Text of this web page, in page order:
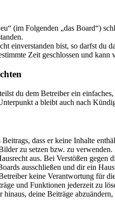
(im Folgenden „das Board“)
einverstanden bist, so darfst du
Zeit geschlossen und
du dem Betreiber ein
a bleibt auch nach
dass er keine Inhalte
zu setzen bzw. zu verwenden.
aus. Bei Verstößen
ausschließen und dir ein
keine Verantwortung für
und Funktionen jederzeit zu
hinaus, deine Beiträge